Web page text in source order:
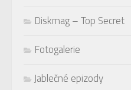
Diskmag – Top Secret
Fotogalerie
Jablečné epizody